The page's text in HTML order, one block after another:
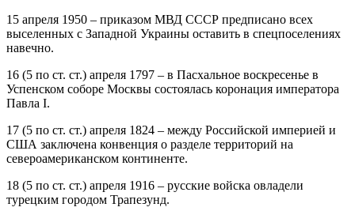
15 апреля 1950 – приказом МВД СССР предписано всех
выселенных с Западной Украины оставить в спецпоселениях
навечно.
16 (5 по ст. ст.) апреля 1797 – в Пасхальное воскресенье в
Успенском соборе Москвы состоялась коронация императора
Павла I.
17 (5 по ст. ст.) апреля 1824 – между Российской империей и
США заключена конвенция о разделе территорий на
североамериканском континенте.
18 (5 по ст. ст.) апреля 1916 – русские войска овладели
турецким городом Трапезунд.